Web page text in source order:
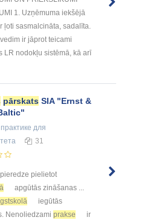
1. Uzņēmuma iekšējā
ļoti sasmalcināta, sadalīta.
ir jāprot teicami
LR nodokļu sistēmā, kā arī
pārskats SIA "Ernst &
для
31
pielietot
apgūtās zināšanas ...
iegūtās
Nenoliedzami prakse
ir